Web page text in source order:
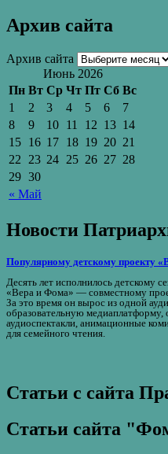
Архив сайта
Архив сайта
Июнь 2026
Пн Вт Ср Чт Пт Сб Вс
« Май
1 2 3 4 5 6
7
8
9 10 11 12 13 14
15 16 17 18 19 20 21
22
23 24 25 26 27 28
29 30
Новости
Популярному детскому проекту
Десять лет исполнилось детскому
«Вера и Фома» — совместному
За это время он вырос из одной
образовательную
аудиоспектакли, анимационные
для семейного чтения.
Статьи с сайта
Статьи сайта